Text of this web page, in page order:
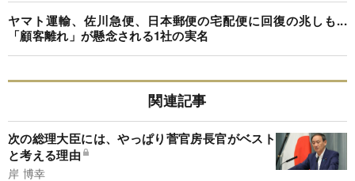
ヤマト運輸、佐川急便、日本郵便の宅配便に回復の兆しも...
「顧客離れ」が懸念される1社の実名
関連記事
次の総理大臣には、やっぱり菅官房長官がベスト
と考える理由
岸 博幸